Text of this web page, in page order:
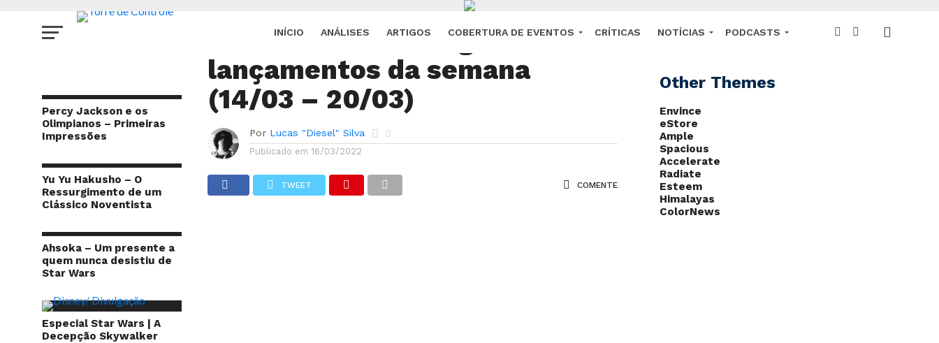
INÍCIO ANÁLISES ARTIGOS COBERTURA DE EVENTOS CRÍTICAS NOTÍCIAS PODCASTS
SITE
Percy Jackson e os
Olimpianos – Primeiras
Impressões
Yu Yu Hakusho – O
Ressurgimento de um
Clássico Noventista
Ahsoka – Um presente a
quem nunca desistiu de
Star Wars
Especial Star Wars | A
Decepção Skywalker
Cinema e Streaming:
lançamentos da semana
(14/03 – 20/03)
Por Lucas "Diesel" Silva
Publicado em 16/03/2022
TWEET COMENTE
Other Themes
Envince
eStore
Ample
Spacious
Accelerate
Radiate
Esteem
Himalayas
ColorNews